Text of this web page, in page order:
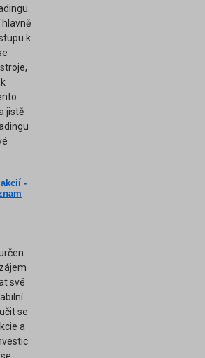
hlavně
k
jistě
-
své
se
a